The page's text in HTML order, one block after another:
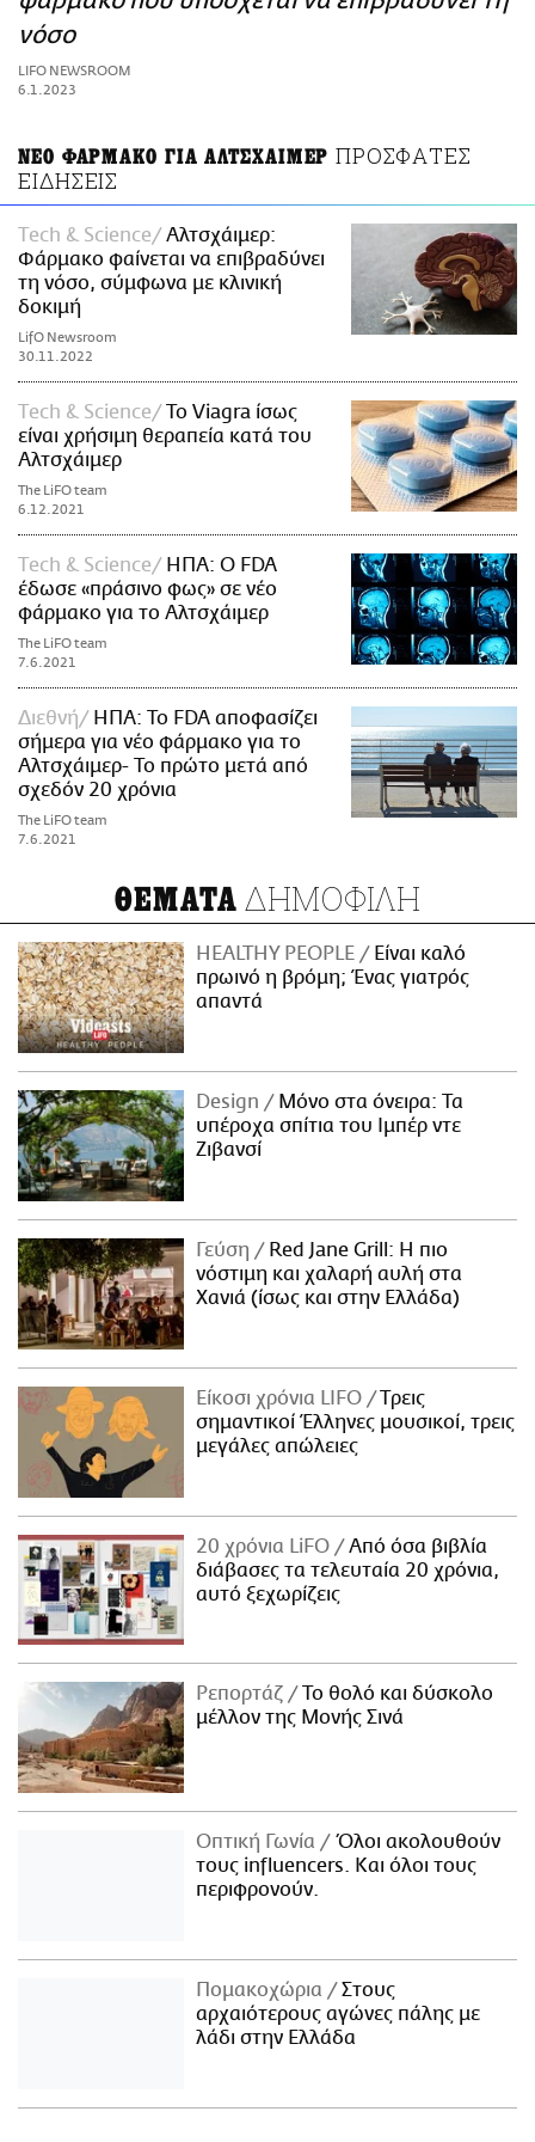
ΑΜΠΑ
PRINT
νόσο
LIFO NEWSROOM
6.1.2023
ΝΕΟ ΦΑΡΜΑΚΟ ΓΙΑ ΑΛΤΣΧΑΙΜΕΡ ΠΡΟΣΦΑΤΕΣ
ΕΙΔΗΣΕΙΣ
Τech & Science
Αλτσχάιμερ:
Φάρμακο φαίνεται να επιβραδύνει
τη νόσο, σύμφωνα με κλινική
δοκιμή
LifO Newsroom
30.11.2022
Τech & Science
Το Viagra ίσως
είναι χρήσιμη θεραπεία κατά του
Αλτσχάιμερ
The LiFO team
6.12.2021
Τech & Science
ΗΠΑ: Ο FDA
έδωσε «πράσινο φως» σε νέο
φάρμακο για το Αλτσχάιμερ
The LiFO team
7.6.2021
Διεθνή
ΗΠΑ: To FDA αποφασίζει
σήμερα για νέο φάρμακο για το
Αλτσχάιμερ- Το πρώτο μετά από
σχεδόν 20 χρόνια
The LiFO team
7.6.2021
ΘΕΜΑΤΑ ΔΗΜΟΦΙΛΗ
HEALTHY PEOPLE
Είναι καλό
πρωινό η βρόμη; Ένας γιατρός
απαντά
Design
Μόνο στα όνειρα: Τα
υπέροχα σπίτια του Ιμπέρ ντε
Ζιβανσί
Γεύση
Red Jane Grill: Η πιο
νόστιμη και χαλαρή αυλή στα
Χανιά (ίσως και στην Ελλάδα)
Είκοσι χρόνια LIFO
Tρεις
σημαντικοί Έλληνες μουσικοί, τρεις
μεγάλες απώλειες
20 χρόνια LiFO
Από όσα βιβλία
διάβασες τα τελευταία 20 χρόνια,
αυτό ξεχωρίζεις
Ρεπορτάζ
Το θολό και δύσκολο
μέλλον της Μονής Σινά
Οπτική Γωνία
Όλοι ακολουθούν
τους influencers. Και όλοι τους
περιφρονούν.
Πομακοχώρια
Στους
αρχαιότερους αγώνες πάλης με
λάδι στην Ελλάδα